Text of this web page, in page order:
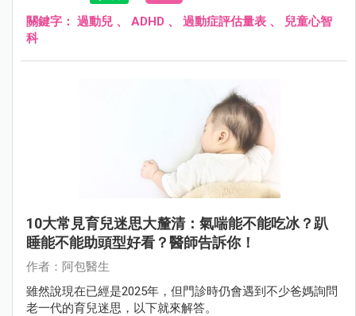
關鍵字： 過動兒 、 ADHD 、 過動症評估量表 、
兒童心智
科
10大常見育兒迷思大釐清：氣喘能不能吃冰？趴
睡能不能助頭型好看？醫師告訴你！
作者：阿包醫生
雖然說現在已經是2025年，但門診時仍會遇到不少爸媽詢問
老一代的育兒迷思，以下就來解答。